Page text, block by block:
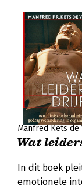
Manfred Kets de
Wat
In dit boek
emotionele